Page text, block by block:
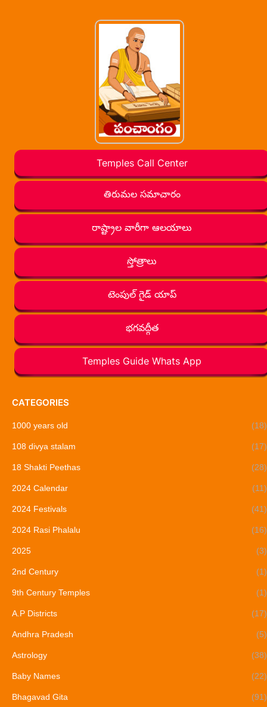
Temples Call Center
తిరుమల సమాచారం
రాష్ట్రాల వారీగా ఆలయాలు
స్తోత్రాలు
టెంపుల్ గైడ్ యాప్
భగవద్గీత
Temples Guide Whats App
CATEGORIES
1000 years old (18)
108 divya stalam (17)
18 Shakti Peethas (28)
2024 Calendar (11)
2024 Festivals (41)
2024 Rasi Phalalu (16)
2025 (3)
2nd Century (1)
9th Century Temples (1)
A.P Districts (17)
Andhra Pradesh (5)
Astrology (38)
Baby Names (22)
Bhagavad Gita (91)